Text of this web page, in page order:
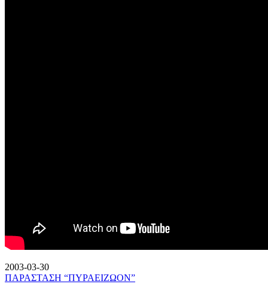
2003-03-30
ΠΑΡΑΣΤΑΣΗ “ΠΥΡΑΕΙΖΩΟΝ”